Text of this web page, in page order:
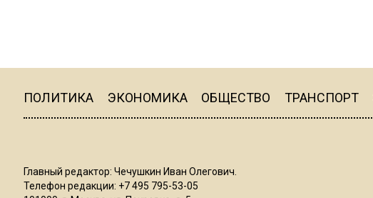
ПОЛИТИКА ЭКОНОМИКА ОБЩЕСТВО ТРАНСПОРТ
Главный редактор: Чечушкин Иван Олегович.
Телефон редакции: +7 495 795-53-05